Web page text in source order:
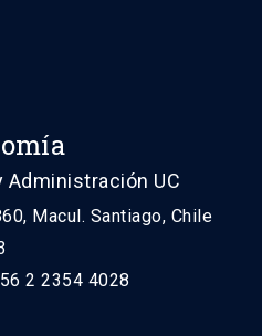
Administración UC
Macul. Santiago, Chile
2 2354 4028